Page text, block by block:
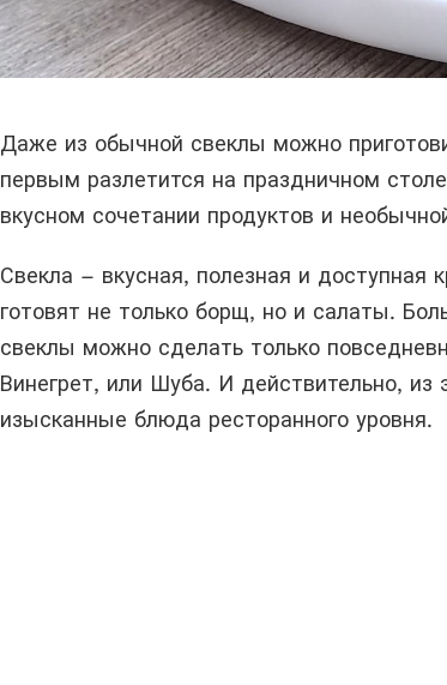
Даже из обычной свеклы можно
первым разлетится на праздничном
вкусном сочетании продуктов и
Свекла – вкусная, полезная и доступная
готовят не только борщ, но и салаты.
свеклы можно сделать только
Винегрет, или Шуба. И действительно, из
изысканные блюда ресторанного уровня.